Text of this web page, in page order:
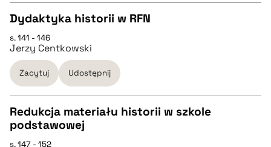
BIBTEX
pobierz cytat
CZYSTY TEKST
pobierz cytat
BIBTEX
Dydaktyka historii w RFN
s. 141 - 146
Jerzy Centkowski
Zacytuj Udostępnij
CZYSTY TEKST
Redukcja materiału historii w szkole
podstawowej
s. 147 - 152